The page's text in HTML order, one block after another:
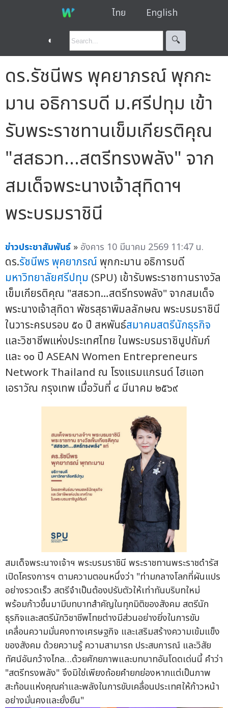
ไทย English
◐ 🔍︎
ดร.รัชนีพร พุคยาภรณ์ พุกกะ
มาน อธิการบดี ม.ศรีปทุม เข้า
รับพระราชทานเข็มเกียรติคุณ
"สสธวท…สตรีทรงพลัง" จาก
สมเด็จพระนางเจ้าสุทิดาฯ
พระบรมราชินี
ข่าวประชาสัมพันธ์ » อังคาร 10 มีนาคม 2569 11:47 น.
ดร.รัชนีพร พุคยาภรณ์ พุกกะมาน อธิการบดี
มหาวิทยาลัยศรีปทุม (SPU) เข้ารับพระราชทานรางวัล
เข็มเกียรติคุณ "สสธวท…สตรีทรงพลัง" จากสมเด็จ
พระนางเจ้าสุทิดา พัชรสุธาพิมลลักษณ พระบรมราชินี
ในวาระครบรอบ ๕๐ ปี สหพันธ์สมาคมสตรีนักธุรกิจ
และวิชาชีพแห่งประเทศไทย ในพระบรมราชินูปถัมภ์
และ ๑๐ ปี ASEAN Women Entrepreneurs
Network Thailand ณ โรงแรมแกรนด์ ไฮแอท
เอราวัณ กรุงเทพ เมื่อวันที่ ๔ มีนาคม ๒๕๖๙
สมเด็จพระนางเจ้าฯ พระบรมราชินี พระราชทานพระราชดำรัส
เปิดโครงการฯ ตามความตอนหนึ่งว่า "ท่ามกลางโลกที่ผันแปร
อย่างรวดเร็ว สตรีจำเป็นต้องปรับตัวให้เท่าทันบริบทใหม่
พร้อมก้าวขึ้นมามีบทบาทสำคัญในทุกมิติของสังคม สตรีนัก
ธุรกิจและสตรีนักวิชาชีพไทยต่างมีส่วนอย่างยิ่งในการขับ
เคลื่อนความมั่นคงทางเศรษฐกิจ และเสริมสร้างความเข้มแข็ง
ของสังคม ด้วยความรู้ ความสามารถ ประสบการณ์ และวิสัย
ทัศน์อันกว้างไกล…ด้วยศักยภาพและบทบาทอันโดดเด่นนี้ คำว่า
"สตรีทรงพลัง" จึงมิใช่เพียงถ้อยคำยกย่องหากแต่เป็นภาพ
สะท้อนแห่งคุณค่าและพลังในการขับเคลื่อนประเทศให้ก้าวหน้า
อย่างมั่นคงและยั่งยืน"